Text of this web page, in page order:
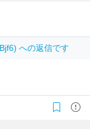
への返信です